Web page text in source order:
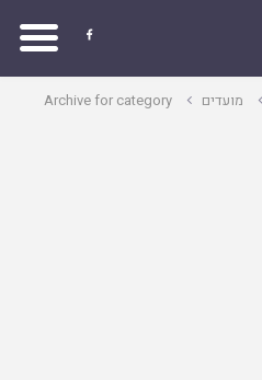

מועדים
Archive for category